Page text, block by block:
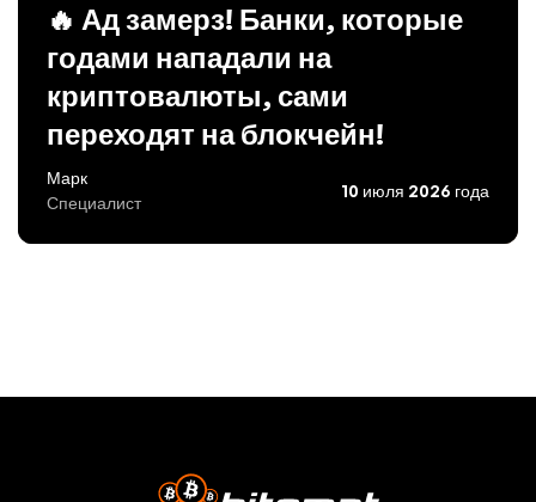
🔥 Ад замерз! Банки, которые
годами нападали на
криптовалюты, сами
переходят на блокчейн!
Марк
Специалист
10 июля 2026 года